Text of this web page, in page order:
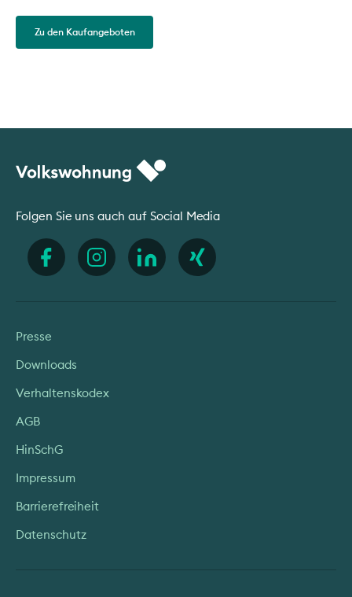
Zu den Kaufangeboten
Folgen Sie uns auch auf Social Media
Presse
Downloads
Verhaltenskodex
AGB
HinSchG
Impressum
Barrierefreiheit
Datenschutz